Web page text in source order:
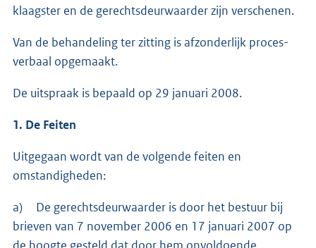
klaagster en de gerechtsdeurwaarder zijn verschenen.
Van de behandeling ter zitting is afzonderlijk proces-
verbaal opgemaakt.
De uitspraak is bepaald op 29 januari 2008.
1. De Feiten
Uitgegaan wordt van de volgende feiten en
omstandigheden:
a) De gerechtsdeurwaarder is door het bestuur bij
brieven van 7 november 2006 en 17 januari 2007 op